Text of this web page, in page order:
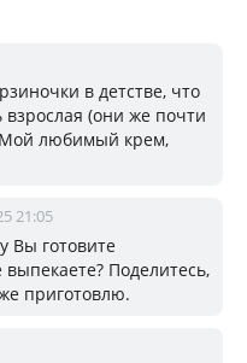
в детстве, что
взрослая (они же почти
любимый крем,
21:05
Вы готовите
Поделитесь,
приготовлю.